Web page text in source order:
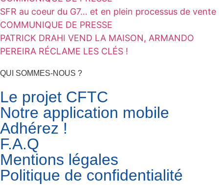
SFR au coeur du G7… et en plein processus de vente
COMMUNIQUE DE PRESSE
PATRICK DRAHI VEND LA MAISON, ARMANDO
PEREIRA RÉCLAME LES CLÉS !
QUI SOMMES-NOUS ?
Le projet CFTC
Notre application mobile
Adhérez !
F.A.Q
Mentions légales
Politique de confidentialité